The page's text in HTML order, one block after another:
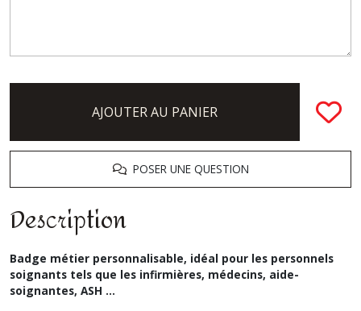
AJOUTER AU PANIER
POSER UNE QUESTION
Description
Badge métier personnalisable, idéal pour les personnels
soignants tels que les infirmières, médecins, aide-
soignantes, ASH ...